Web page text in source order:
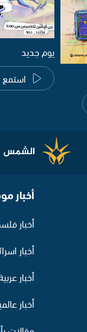
يوم جديد
استمع
أخبار
أخبار
أخبار
أخبار
أخبار